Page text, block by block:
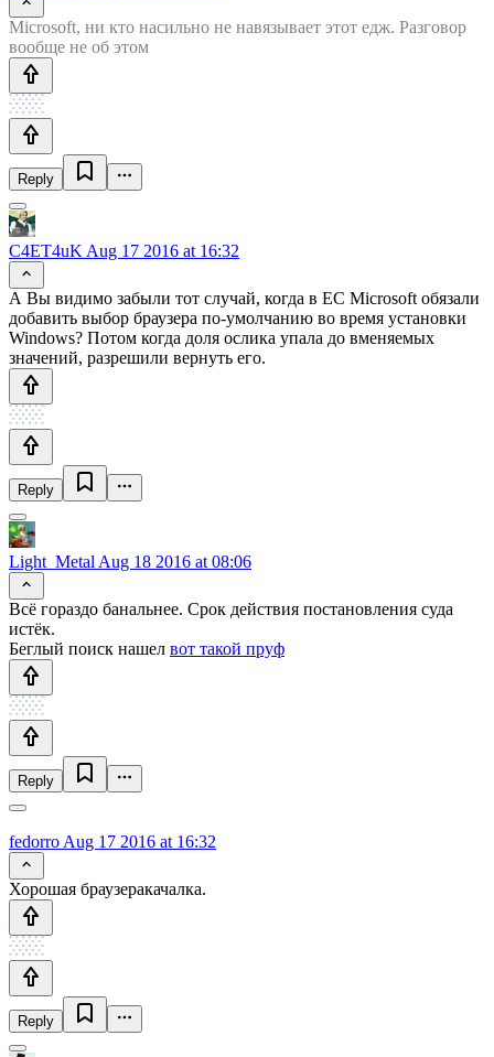
Microsoft, ни кто насильно не навязывает этот едж. Разговор
вообще не об этом
Reply
C4ET4uK Aug 17 2016 at 16:32
А Вы видимо забыли тот случай, когда в ЕС Microsoft обязали
добавить выбор браузера по-умолчанию во время установки
Windows? Потом когда доля ослика упала до вменяемых
значений, разрешили вернуть его.
Reply
Light_Metal Aug 18 2016 at 08:06
Всё гораздо банальнее. Срок действия постановления суда
истёк.
Беглый поиск нашел вот такой пруф
Reply
fedorro Aug 17 2016 at 16:32
Хорошая браузеракачалка.
Reply